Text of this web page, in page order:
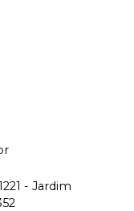
- Jardim